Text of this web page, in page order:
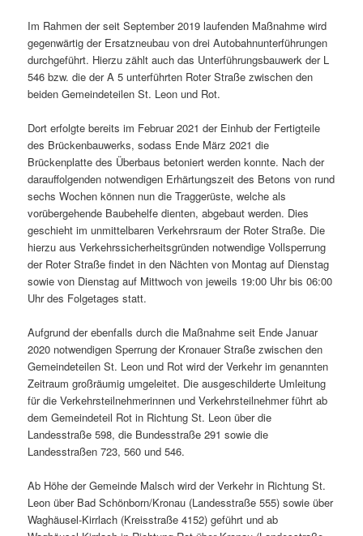
Im Rahmen der seit September 2019 laufenden Maßnahme wird
gegenwärtig der Ersatzneubau von drei Autobahnunterführungen
durchgeführt. Hierzu zählt auch das Unterführungsbauwerk der L
546 bzw. die der A 5 unterführten Roter Straße zwischen den
beiden Gemeindeteilen St. Leon und Rot.
Dort erfolgte bereits im Februar 2021 der Einhub der Fertigteile
des Brückenbauwerks, sodass Ende März 2021 die
Brückenplatte des Überbaus betoniert werden konnte. Nach der
darauffolgenden notwendigen Erhärtungszeit des Betons von rund
sechs Wochen können nun die Traggerüste, welche als
vorübergehende Baubehelfe dienten, abgebaut werden. Dies
geschieht im unmittelbaren Verkehrsraum der Roter Straße. Die
hierzu aus Verkehrssicherheitsgründen notwendige Vollsperrung
der Roter Straße findet in den Nächten von Montag auf Dienstag
sowie von Dienstag auf Mittwoch von jeweils 19:00 Uhr bis 06:00
Uhr des Folgetages statt.
Aufgrund der ebenfalls durch die Maßnahme seit Ende Januar
2020 notwendigen Sperrung der Kronauer Straße zwischen den
Gemeindeteilen St. Leon und Rot wird der Verkehr im genannten
Zeitraum großräumig umgeleitet. Die ausgeschilderte Umleitung
für die Verkehrsteilnehmerinnen und Verkehrsteilnehmer führt ab
dem Gemeindeteil Rot in Richtung St. Leon über die
Landesstraße 598, die Bundesstraße 291 sowie die
Landesstraßen 723, 560 und 546.
Ab Höhe der Gemeinde Malsch wird der Verkehr in Richtung St.
Leon über Bad Schönborn/Kronau (Landesstraße 555) sowie über
Waghäusel-Kirrlach (Kreisstraße 4152) geführt und ab